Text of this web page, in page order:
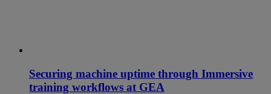
Securing machine uptime through Immersive
training workflows at GEA